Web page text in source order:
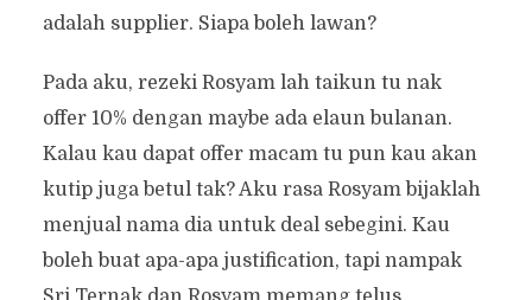
adalah supplier. Siapa boleh lawan?
Pada aku, rezeki Rosyam lah taikun tu nak
offer 10% dengan maybe ada elaun bulanan.
Kalau kau dapat offer macam tu pun kau akan
kutip juga betul tak? Aku rasa Rosyam bijaklah
menjual nama dia untuk deal sebegini. Kau
boleh buat apa-apa justification, tapi nampak